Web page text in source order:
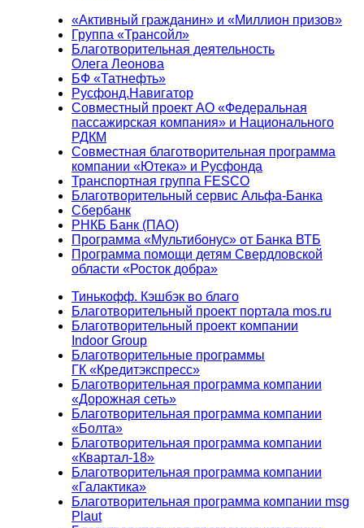
«Активный гражданин» и «Миллион призов»
Группа «Трансойл»
Благотворительная деятельность
Олега Леонова
БФ «Татнефть»
Русфонд.Навигатор
Совместный проект АО «Федеральная
пассажирская компания» и Национального
РДКМ
Совместная благотворительная программа
компании «Ютека» и Русфонда
Транспортная группа FESCO
Благотворительный сервис Альфа-Банка
Сбербанк
РНКБ Банк (ПАО)
Программа «Мультибонус» от Банка ВТБ
Программа помощи детям Свердловской
области «Росток добра»
Тинькофф. Кэшбэк во благо
Благотворительный проект портала mos.ru
Благотворительный проект компании
Indoor Group
Благотворительные программы
ГК «Кредитэкспресс»
Благотворительная программа компании
«Дорожная сеть»
Благотворительная программа компании
«Болта»
Благотворительная программа компании
«Квартал-18»
Благотворительная программа компании
«Галактика»
Благотворительная программа компании msg
Plaut